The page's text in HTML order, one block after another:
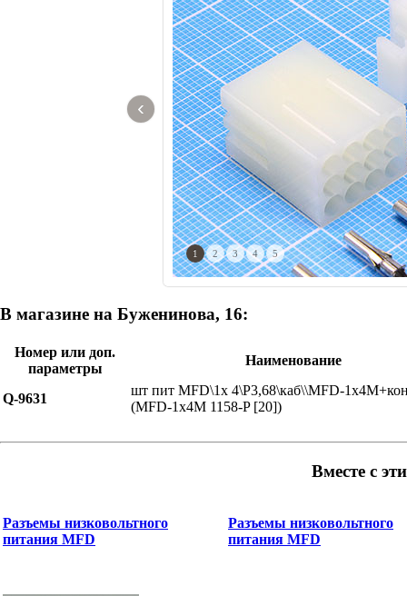
‹
1 2 3 4 5
В магазине на Буженинова, 16:
Номер или доп.
параметры
Наименование
Q-9631
шт пит MFD\1x 4\P3,68\каб\\MFD-
(MFD-1x4M 1158-P [20])
Вместе с
Разъемы низковольтного
питания MFD
Разъемы низковольтного
питания MFD